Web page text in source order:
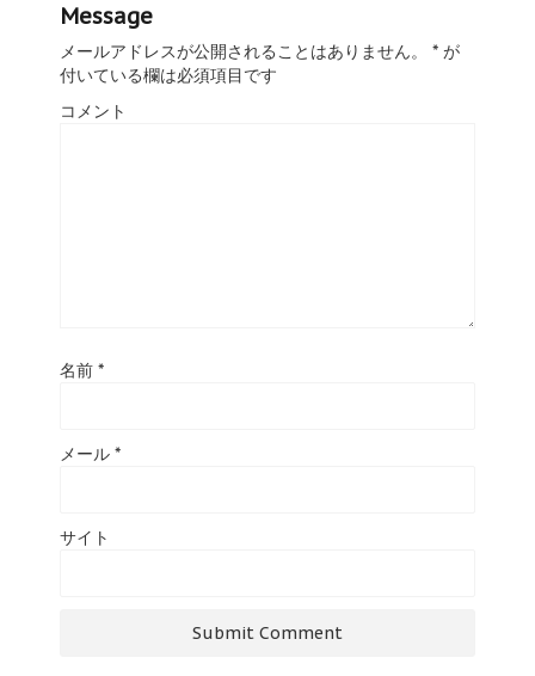
Message
メールアドレスが公開されることはありません。 * が
付いている欄は必須項目です
コメント
名前 *
メール *
サイト